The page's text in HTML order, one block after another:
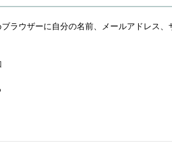
ラウザーに自分の名前、メールアドレス、